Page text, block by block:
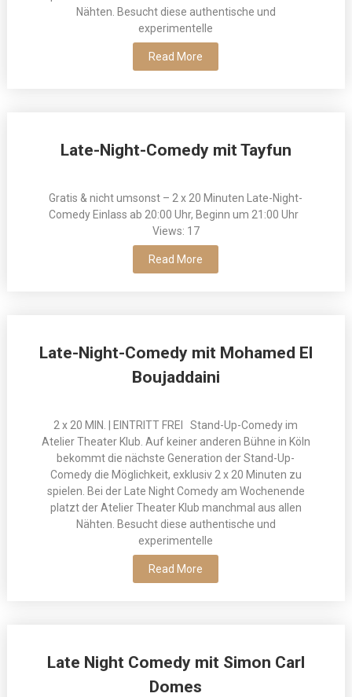
Nähten. Besucht diese authentische und
experimentelle
Read More
Late-Night-Comedy mit Tayfun
Gratis & nicht umsonst – 2 x 20 Minuten Late-Night-
Comedy Einlass ab 20:00 Uhr, Beginn um 21:00 Uhr
Views: 17
Read More
Late-Night-Comedy mit Mohamed El
Boujaddaini
2 x 20 MIN. | EINTRITT FREI Stand-Up-Comedy im
Atelier Theater Klub. Auf keiner anderen Bühne in Köln
bekommt die nächste Generation der Stand-Up-
Comedy die Möglichkeit, exklusiv 2 x 20 Minuten zu
spielen. Bei der Late Night Comedy am Wochenende
platzt der Atelier Theater Klub manchmal aus allen
Nähten. Besucht diese authentische und
experimentelle
Read More
Late Night Comedy mit Simon Carl
Domes